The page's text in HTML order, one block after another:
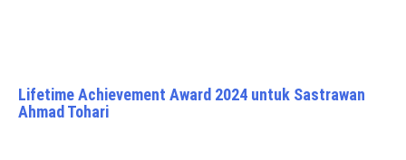
Lifetime Achievement Award 2024 untuk Sastrawan
Ahmad Tohari